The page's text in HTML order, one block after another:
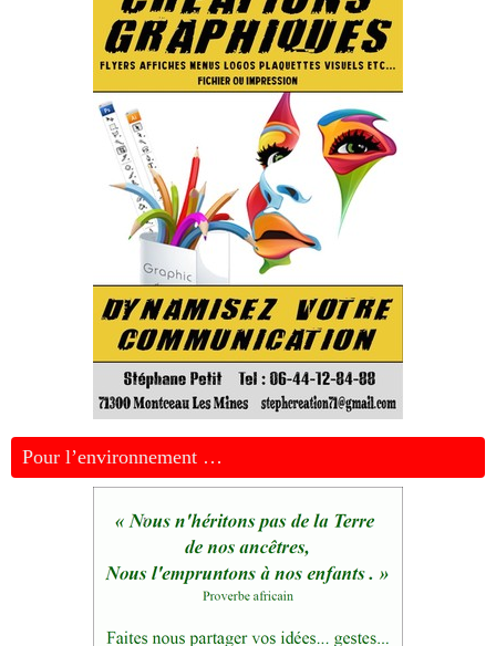
Pour l’environnement …